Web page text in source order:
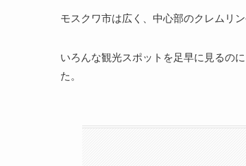
モスクワ市は広く、中心部のクレムリ
いろんな観光スポットを足早に見るの
た。